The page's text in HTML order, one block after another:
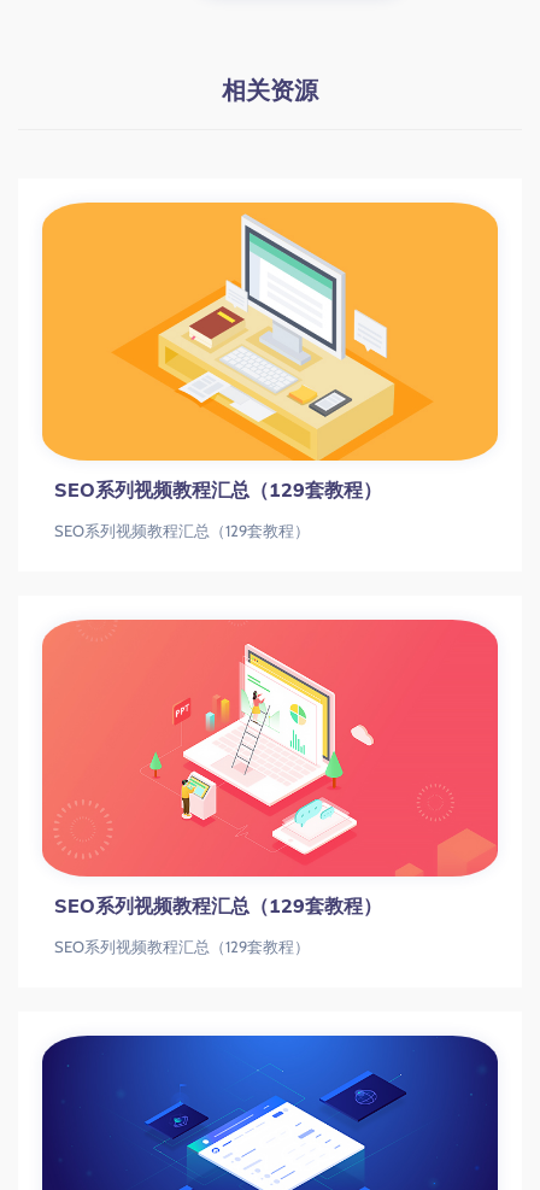
相关资源
SEO系列视频教程汇总（129套教程）
SEO系列视频教程汇总（129套教程）
SEO系列视频教程汇总（129套教程）
SEO系列视频教程汇总（129套教程）